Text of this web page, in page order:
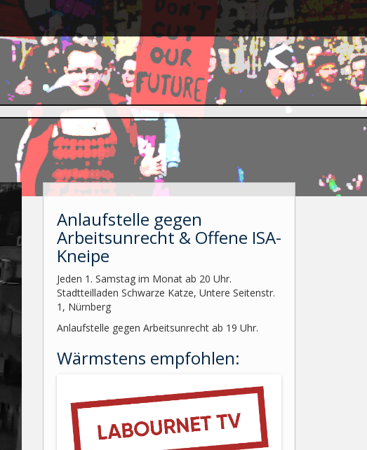
Anlaufstelle gegen
Arbeitsunrecht & Offene ISA-
Kneipe
Jeden 1. Samstag im Monat ab 20 Uhr.
Stadtteilladen Schwarze Katze, Untere Seitenstr.
1, Nürnberg
Anlaufstelle gegen Arbeitsunrecht ab 19 Uhr.
Wärmstens empfohlen: